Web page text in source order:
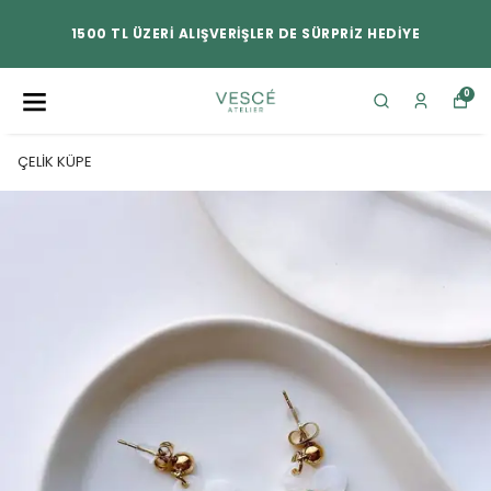
1500 TL ÜZERİ ALIŞVERİŞLER DE SÜRPRİZ HEDİYE
0
ÇELİK KÜPE